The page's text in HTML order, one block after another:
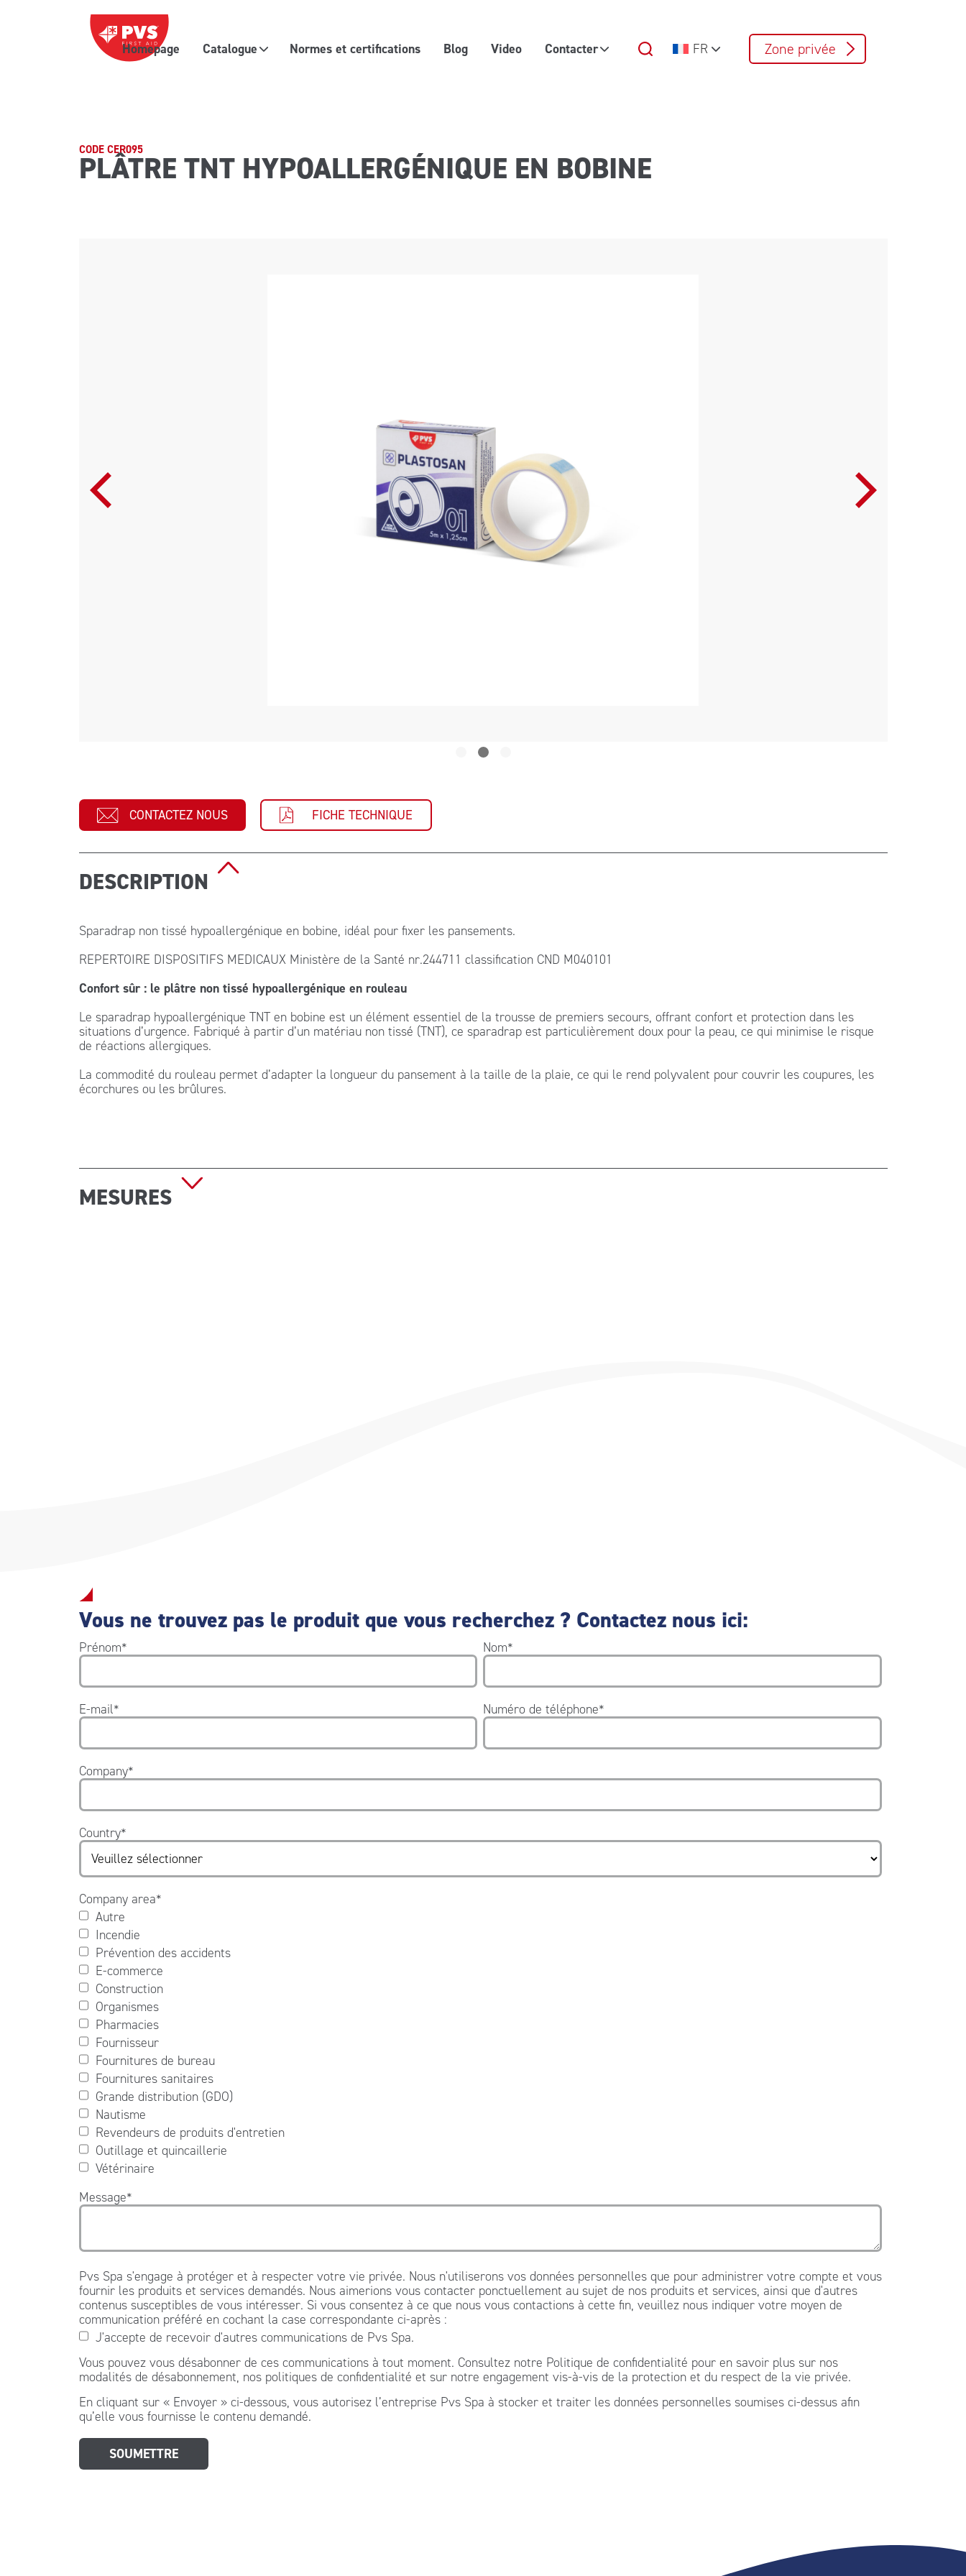
Passer au contenu
Navigation principale
Homepage Catalogue Normes et certifications Blog Video Contacter FR Zone privée
CODE CER095
PLÂTRE TNT HYPOALLERGÉNIQUE EN BOBINE
CONTACTEZ NOUS FICHE TECHNIQUE
DESCRIPTION
Sparadrap non tissé hypoallergénique en bobine, idéal pour fixer les pansements.
REPERTOIRE DISPOSITIFS MEDICAUX Ministère de la Santé nr.244711 classification CND M040101
Confort sûr : le plâtre non tissé hypoallergénique en rouleau
Le sparadrap hypoallergénique TNT en bobine est un élément essentiel de la trousse de premiers secours, offrant confort et protection dans les
situations d’urgence. Fabriqué à partir d’un matériau non tissé (TNT), ce sparadrap est particulièrement doux pour la peau, ce qui minimise le risque
de réactions allergiques.
La commodité du rouleau permet d’adapter la longueur du pansement à la taille de la plaie, ce qui le rend polyvalent pour couvrir les coupures, les
écorchures ou les brûlures.
MESURES
Vous ne trouvez pas le produit que vous recherchez ? Contactez nous ici:
Prénom* Nom*
E-mail* Numéro de téléphone*
Company*
Country*
Company area*
Autre
Incendie
Prévention des accidents
E-commerce
Construction
Organismes
Pharmacies
Fournisseur
Fournitures de bureau
Fournitures sanitaires
Grande distribution (GDO)
Nautisme
Revendeurs de produits d'entretien
Outillage et quincaillerie
Vétérinaire
Message*
Pvs Spa s'engage à protéger et à respecter votre vie privée. Nous n'utiliserons vos données personnelles que pour administrer votre compte et vous
fournir les produits et services demandés. Nous aimerions vous contacter ponctuellement au sujet de nos produits et services, ainsi que d'autres
contenus susceptibles de vous intéresser. Si vous consentez à ce que nous vous contactions à cette fin, veuillez nous indiquer votre moyen de
communication préféré en cochant la case correspondante ci-après :
J'accepte de recevoir d'autres communications de Pvs Spa.
Vous pouvez vous désabonner de ces communications à tout moment. Consultez notre Politique de confidentialité pour en savoir plus sur nos
modalités de désabonnement, nos politiques de confidentialité et sur notre engagement vis-à-vis de la protection et du respect de la vie privée.
En cliquant sur « Envoyer » ci-dessous, vous autorisez l’entreprise Pvs Spa à stocker et traiter les données personnelles soumises ci-dessus afin
qu’elle vous fournisse le contenu demandé.